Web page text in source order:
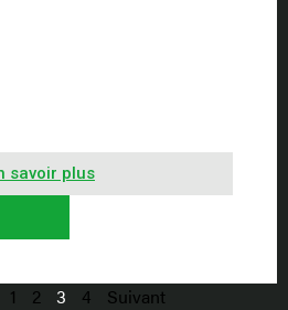
savoir plus
1 2 3 4 Suivant